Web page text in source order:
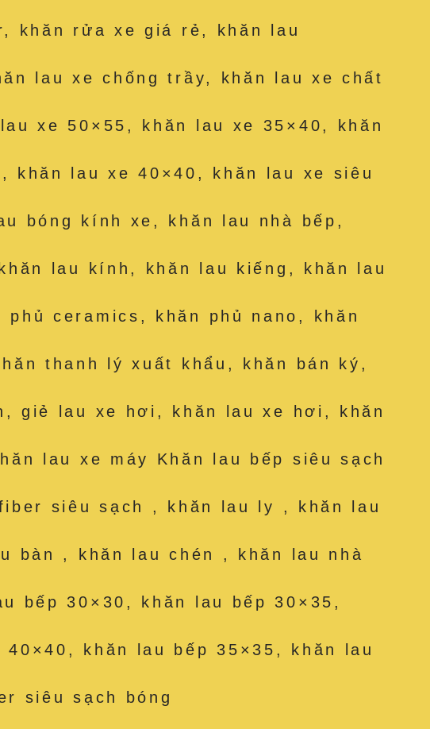
khăn rửa xe giá rẻ, khăn lau
lau xe chống trầy, khăn lau xe chất
xe 50×55, khăn lau xe 35×40, khăn
khăn lau xe 40×40, khăn lau xe siêu
bóng kính xe, khăn lau nhà bếp,
lau kính, khăn lau kiếng, khăn lau
phủ ceramics, khăn phủ nano, khăn
thanh lý xuất khẩu, khăn bán ký,
giẻ lau xe hơi, khăn lau xe hơi, khăn
lau xe máy Khăn lau bếp siêu sạch
siêu sạch , khăn lau ly , khăn lau
bàn , khăn lau chén , khăn lau nhà
bếp 30×30, khăn lau bếp 30×35,
40×40, khăn lau bếp 35×35, khăn lau
siêu sạch bóng